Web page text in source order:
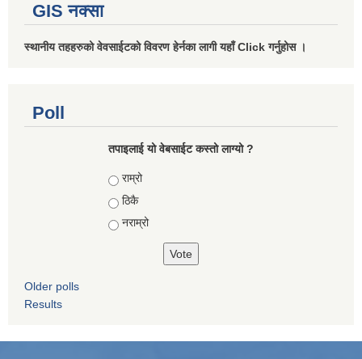
GIS नक्सा
स्थानीय तहहरुको वेवसाईटको विवरण हेर्नका लागी यहाँ Click गर्नुहोस ।
Poll
तपाइलाई यो वेबसाईट कस्तो लाग्यो ?
Choices
राम्रो
ठिकै
नराम्रो
Older polls
Results